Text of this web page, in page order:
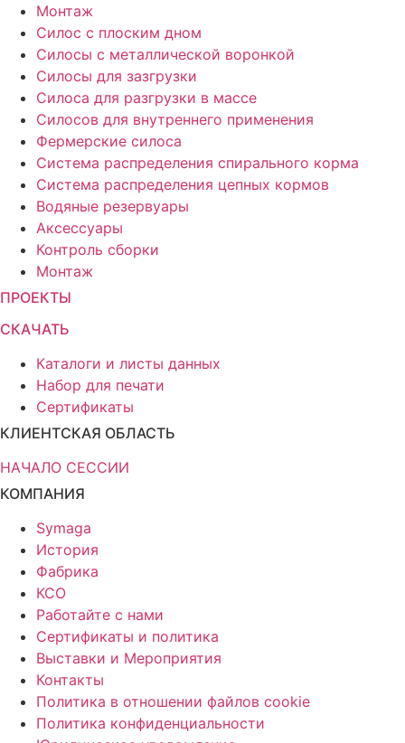
Монтаж
Силос с плоским дном
Силосы с металлической воронкой
Силосы для зазгрузки
Силоса для разгрузки в массе
Силосов для внутреннего применения
Фермерские силоса
Система распределения спирального корма
Система распределения цепных кормов
Водяные резервуары
Аксессуары
Контроль сборки
Монтаж
ПРОЕКТЫ
СКАЧАТЬ
Каталоги и листы данных
Набор для печати
Сертификаты
КЛИЕНТСКАЯ ОБЛАСТЬ
НАЧАЛО СЕССИИ
КОМПАНИЯ
Symaga
История
Фабрика
КСО
Работайте с нами
Сертификаты и политика
Выставки и Мероприятия
Контакты
Политика в отношении файлов cookie
Политика конфиденциальности